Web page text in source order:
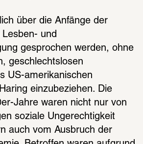
über die Anfänge der
und
gesprochen werden, ohne
geschlechtslosen
US-amerikanischen
einzubeziehen. Die
Jahre waren nicht nur von
soziale Ungerechtigkeit
auch vom Ausbruch der